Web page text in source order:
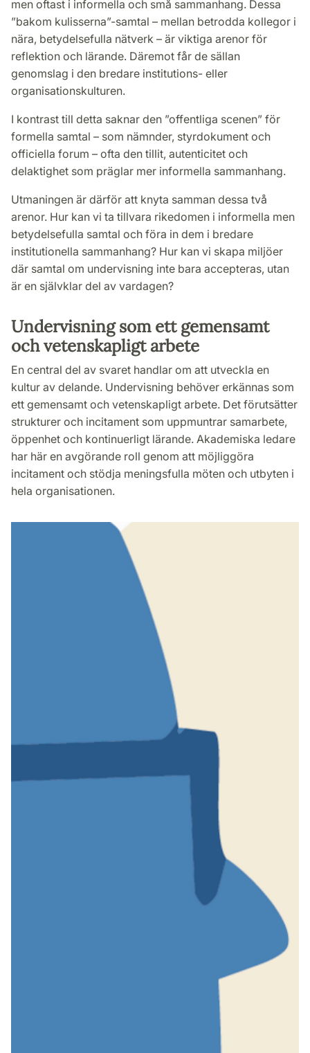
men oftast i informella och små sammanhang. Dessa
”bakom kulisserna”-samtal – mellan betrodda kollegor i
nära, betydelsefulla nätverk – är viktiga arenor för
reflektion och lärande. Däremot får de sällan
genomslag i den bredare institutions- eller
organisationskulturen.
I kontrast till detta saknar den ”offentliga scenen” för
formella samtal – som nämnder, styrdokument och
officiella forum – ofta den tillit, autenticitet och
delaktighet som präglar mer informella sammanhang.
Utmaningen är därför att knyta samman dessa två
arenor. Hur kan vi ta tillvara rikedomen i informella men
betydelsefulla samtal och föra in dem i bredare
institutionella sammanhang? Hur kan vi skapa miljöer
där samtal om undervisning inte bara accepteras, utan
är en självklar del av vardagen?
Undervisning som ett gemensamt
och vetenskapligt arbete
En central del av svaret handlar om att utveckla en
kultur av delande. Undervisning behöver erkännas som
ett gemensamt och vetenskapligt arbete. Det förutsätter
strukturer och incitament som uppmuntrar samarbete,
öppenhet och kontinuerligt lärande. Akademiska ledare
har här en avgörande roll genom att möjliggöra
incitament och stödja meningsfulla möten och utbyten i
hela organisationen.